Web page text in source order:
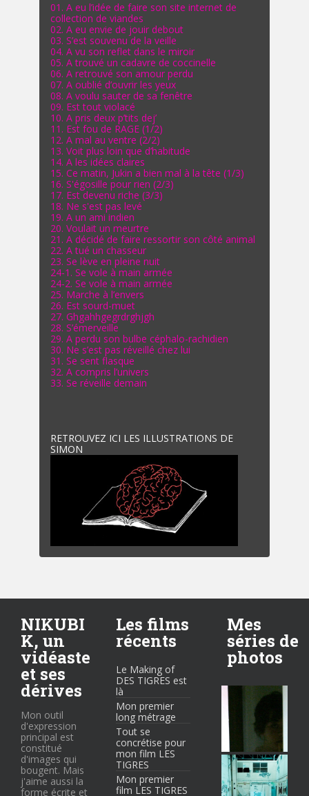
01. A eu l’idée de faire son site internet de
collection de viandes
02. A eu envie de jouir debout
03. S’est souvenu de la veille
04. A vu son reflet dans le miroir
05. A trouvé un cadavre de coccinelle
06. A retrouvé son amour perdu
07. A oublié d’ouvrir les yeux
08. A voulu sauter de sa fenêtre
09. Est tout violacé
10. A pris deux p’tits dej’
11. Est fou de RAGE (1/2)
12. A mal au ventre (2/2)
13. Voit plus loin que d’habitude
14. A les idées claires
15. Ce matin, Jukin a bien mal à la tête (1/3)
16. S'égosille pour rien (2/3)
17. Est devenu riche (3/3)
18. Ne s'est pas levé
19. A un ami indien
20. Voulait un meurtre
21. A décidé de faire ressortir son côté animal
22. A tué un chasseur
23. Se lève en pleine nuit
24-1. Se vole à main armée
24-2. Se vole à main armée
25. Marche à l’envers
26. Est sourd-muet
27. Ghgahhgegrdrghjgh
28. S’émerveille
29. A perdu son bulbe céphalo-rachidien
30. Ne s’est pas réveillé chez lui
31. Se sent flasque
32. A compris l’univers
33. Se réveille demain
RETROUVEZ ICI LES ILLUSTRATIONS DE
SIMON
NIKUBI
K, un
vidéaste
et ses
dérives
Mon outil
d'expression
principal est
constitué
d'images qui
bougent. Mais
j'aime aussi la
forme écrite et
Les films
récents
Le Making of
DES TIGRES est
là
Mon premier
long métrage
Tout se
concrétise pour
mon film LES
TIGRES
Mon premier
film LES TIGRES
Mes
séries de
photos